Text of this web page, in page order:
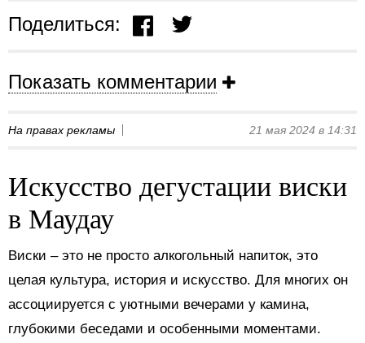
Поделиться:
Показать комментарии
На правах рекламы 21 мая 2024 в 14:31
Искусство дегустации виски
в Маудау
Виски – это не просто алкогольный напиток, это
целая культура, история и искусство. Для многих он
ассоциируется с уютными вечерами у камина,
глубокими беседами и особенными моментами.